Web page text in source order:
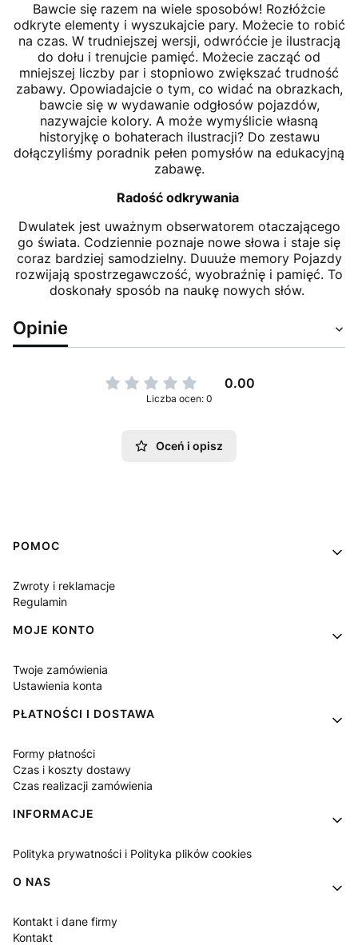
Bawcie się razem na wiele sposobów! Rozłóżcie
odkryte elementy i wyszukajcie pary. Możecie to robić
na czas. W trudniejszej wersji, odwróćcie je ilustracją
do dołu i trenujcie pamięć. Możecie zacząć od
mniejszej liczby par i stopniowo zwiększać trudność
zabawy. Opowiadajcie o tym, co widać na obrazkach,
bawcie się w wydawanie odgłosów pojazdów,
nazywajcie kolory. A może wymyślicie własną
historyjkę o bohaterach ilustracji? Do zestawu
dołączyliśmy poradnik pełen pomysłów na edukacyjną
zabawę.
Radość odkrywania
Dwulatek jest uważnym obserwatorem otaczającego
go świata. Codziennie poznaje nowe słowa i staje się
coraz bardziej samodzielny. Duuuże memory Pojazdy
rozwijają spostrzegawczość, wyobraźnię i pamięć. To
doskonały sposób na naukę nowych słów.
Opinie
0.00
Liczba ocen: 0
Oceń i opisz
Linki w stopce
POMOC
Zwroty i reklamacje
Regulamin
MOJE KONTO
Twoje zamówienia
Ustawienia konta
PŁATNOŚCI I DOSTAWA
Formy płatności
Czas i koszty dostawy
Czas realizacji zamówienia
INFORMACJE
Polityka prywatności i Polityka plików cookies
O NAS
Kontakt i dane firmy
Kontakt